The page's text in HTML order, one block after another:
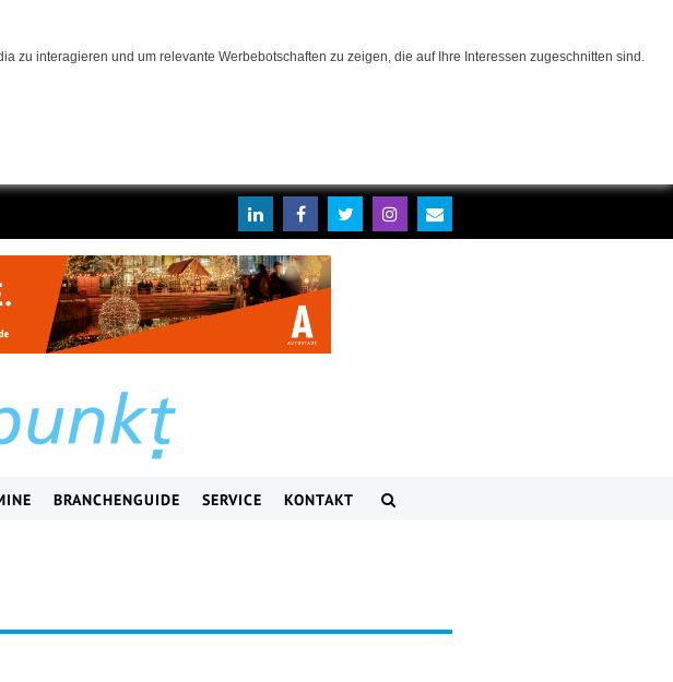
zu interagieren und um relevante Werbebotschaften zu zeigen, die auf Ihre Interessen zugeschnitten sind.
BRANCHENGUIDE SERVICE KONTAKT